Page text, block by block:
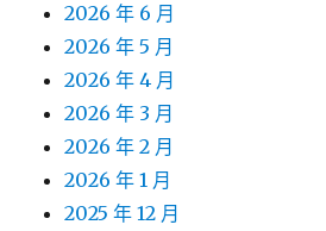
2026 年 6 月
2026 年 5 月
2026 年 4 月
2026 年 3 月
2026 年 2 月
2026 年 1 月
2025 年 12 月